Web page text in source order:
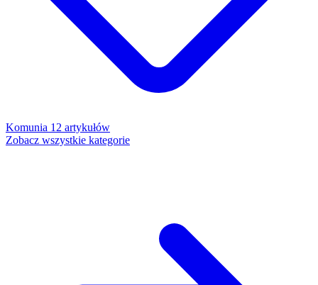
Komunia 12 artykułów
Zobacz wszystkie kategorie